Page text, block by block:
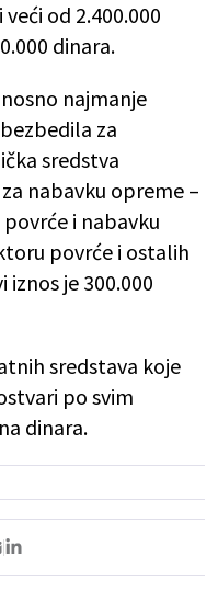
od 2.400.000
dinara.
najmanje
za
sredstva
nabavku opreme –
i nabavku
povrće i ostalih
iznos je 300.000
sredstava koje
po svim
dinara.